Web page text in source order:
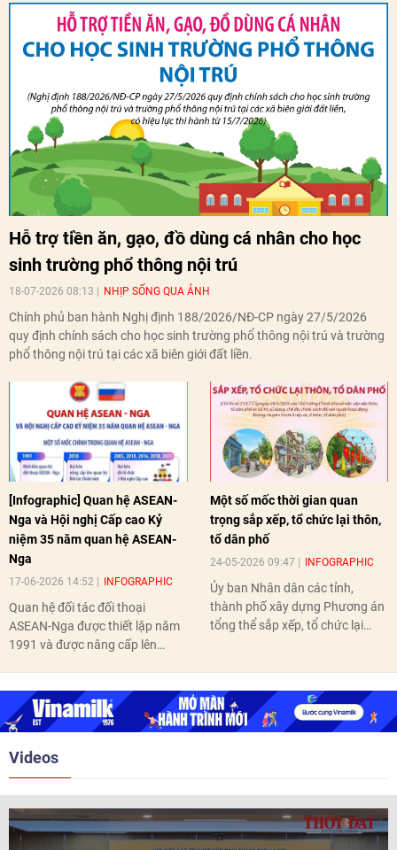
Hỗ trợ tiền ăn, gạo, đồ dùng cá nhân cho học
sinh trường phổ thông nội trú
18-07-2026 08:13 NHỊP SỐNG QUA ẢNH
Chính phủ ban hành Nghị định 188/2026/NĐ-CP ngày 27/5/2026
quy định chính sách cho học sinh trường phổ thông nội trú và trường
phổ thông nội trú tại các xã biên giới đất liền.
[Infographic] Quan hệ ASEAN-
Nga và Hội nghị Cấp cao Kỷ
niệm 35 năm quan hệ ASEAN-
Nga
17-06-2026 14:52 INFOGRAPHIC
Quan hệ đối tác đối thoại
ASEAN-Nga được thiết lập năm
1991 và được nâng cấp lên
nghị Cấp cao vào các năm 2005,
2010, 2016, 2018, 2021.
Một số mốc thời gian quan
trọng sắp xếp, tổ chức lại thôn,
tổ dân phố
24-05-2026 09:47 INFOGRAPHIC
Ủy ban Nhân dân các tỉnh,
thành phố xây dựng Phương án
tổng thể sắp xếp, tổ chức lại
Videos